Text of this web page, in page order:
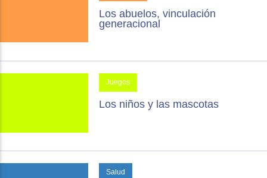
Los abuelos, vinculación
generacional
Juegos
Los niños y las mascotas
Salud